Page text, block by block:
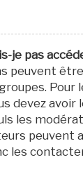
je pas
peuvent
Pour
devez avoir
les
peuvent
les